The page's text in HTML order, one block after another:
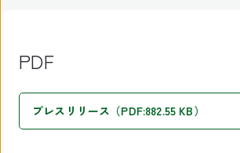
PDF
プレスリリース（PDF:882.55 KB）